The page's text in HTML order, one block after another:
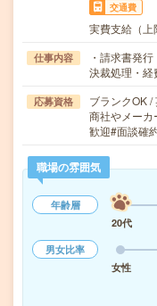
交通費
実費支給（上
仕事内容
・請求書発
決裁処理・
応募資格
ブランクOK /
商社やメー
歓迎#面談確
職場の雰囲気
年齢層
20代
男女比率
女性